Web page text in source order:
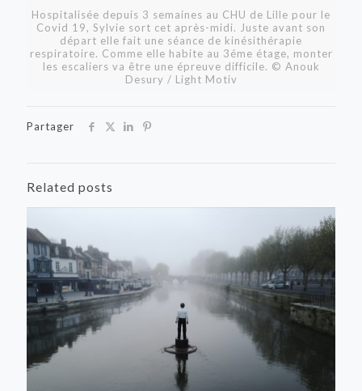
Hospitalisée depuis 3 semaines au CHU de Lille pour le
Covid 19, Sylvie sort cet après-midi. Juste avant son
départ elle fait une séance de kinésithérapie
respiratoire. Comme elle habite au 3éme étage, monter
les escaliers va être une épreuve difficile. © Anouk
Desury / Light Motiv
Partager
Related posts